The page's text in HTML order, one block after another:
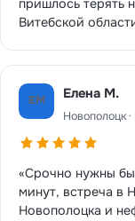
Витебской
ЕМ Елена М.
Новополоцк
«Срочно нужны
минут, встреча в
Новополоцка и